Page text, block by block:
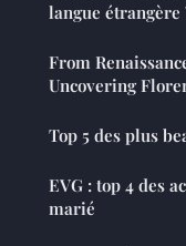
langue étrangère
From
Uncovering
Top 5 des plus
EVG : top 4 des
marié